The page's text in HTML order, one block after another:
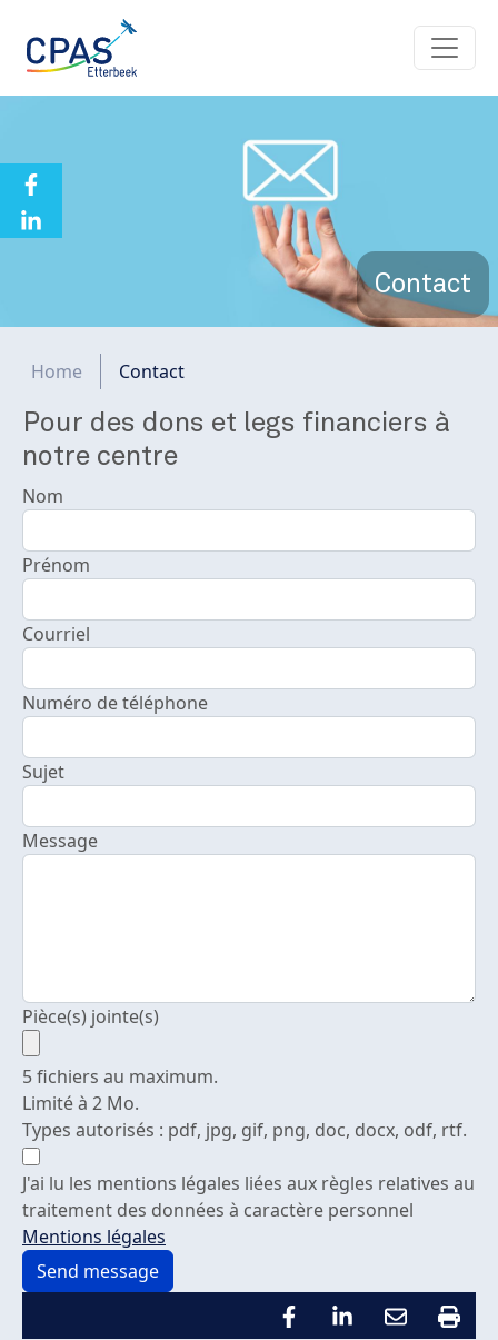
Contact
Fil d'Ariane
Home Contact
Pour des dons et legs financiers à
notre centre
Nom
Prénom
Courriel
Numéro de téléphone
Sujet
Message
Pièce(s) jointe(s)
5 fichiers au maximum.
Limité à 2 Mo.
Types autorisés : pdf, jpg, gif, png, doc, docx, odf, rtf.
J'ai lu les mentions légales liées aux règles relatives au
traitement des données à caractère personnel
Mentions légales